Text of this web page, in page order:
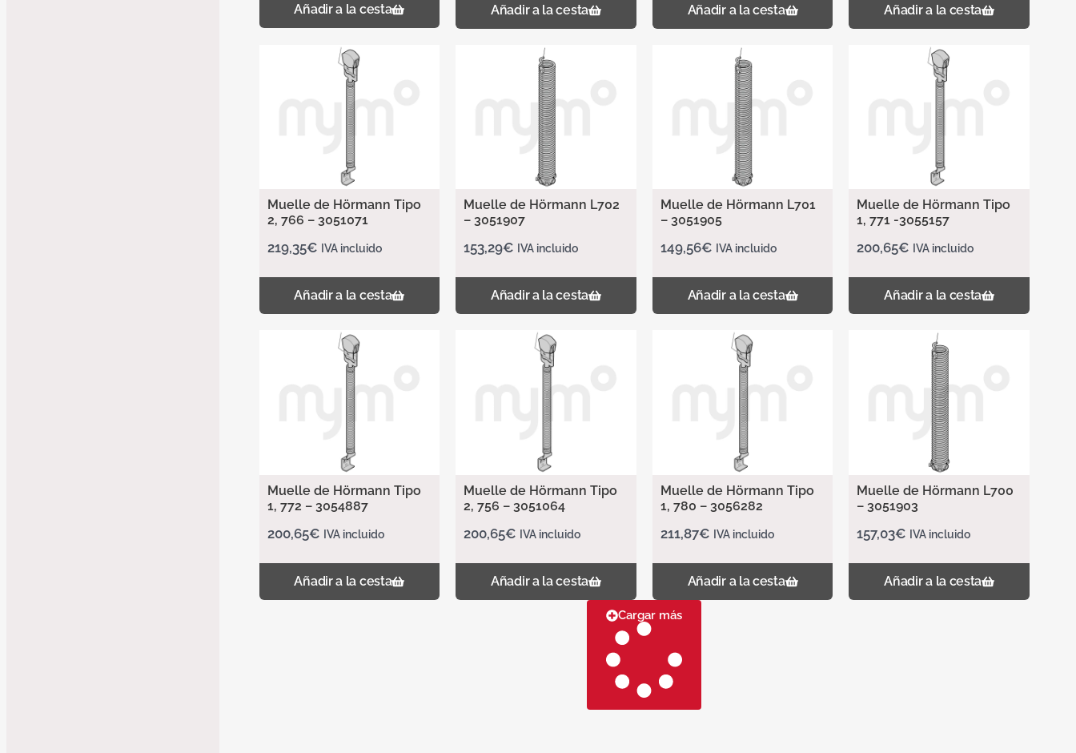
Añadir a la cesta Añadir a la cesta Añadir a la cesta Añadir a la cesta
Muelle de Hörmann Tipo
2, 766 – 3051071
219,35€ IVA incluido
Añadir a la cesta
Muelle de Hörmann L702
– 3051907
153,29€ IVA incluido
Añadir a la cesta
Muelle de Hörmann L701
– 3051905
149,56€ IVA incluido
Añadir a la cesta
Muelle de Hörmann Tipo
1, 771 -3055157
200,65€ IVA incluido
Añadir a la cesta
Muelle de Hörmann Tipo
1, 772 – 3054887
200,65€ IVA incluido
Añadir a la cesta
Muelle de Hörmann Tipo
2, 756 – 3051064
200,65€ IVA incluido
Añadir a la cesta
Muelle de Hörmann Tipo
1, 780 – 3056282
211,87€ IVA incluido
Añadir a la cesta
Muelle de Hörmann L700
– 3051903
157,03€ IVA incluido
Añadir a la cesta
Cargar más